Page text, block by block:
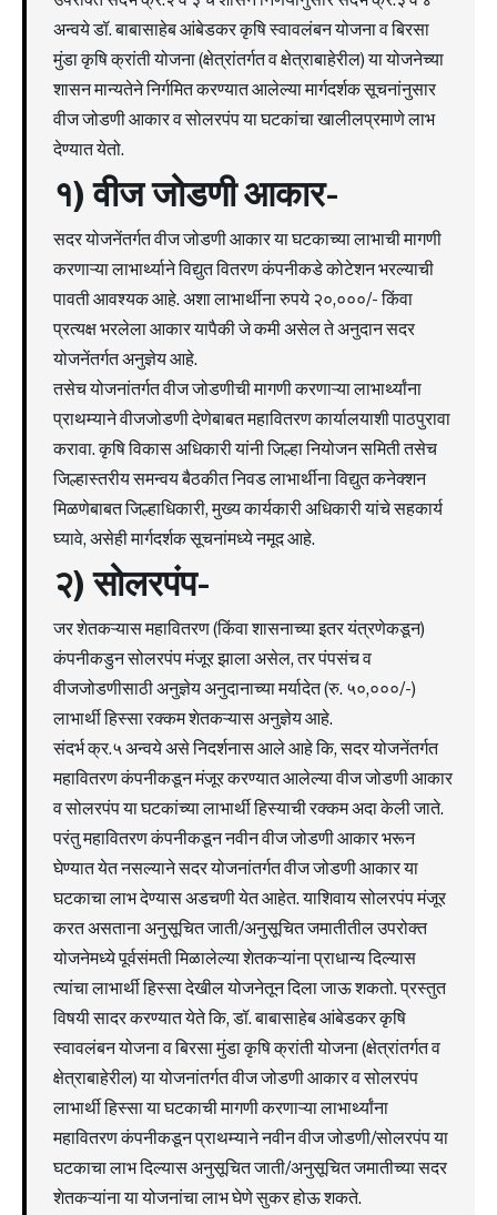
अन्वये डॉ. बाबासाहेब आंबेडकर कृषि स्वावलंबन योजना व बिरसा
मुंडा कृषि क्रांती योजना (क्षेत्रांतर्गत व क्षेत्राबाहेरील) या योजनेच्या
शासन मान्यतेने निर्गमित करण्यात आलेल्या मार्गदर्शक सूचनांनुसार
वीज जोडणी आकार व सोलरपंप या घटकांचा खालीलप्रमाणे लाभ
देण्यात येतो.
१) वीज जोडणी आकार-
सदर योजनेंतर्गत वीज जोडणी आकार या घटकाच्या लाभाची मागणी
करणाऱ्या लाभार्थ्याने विद्युत वितरण कंपनीकडे कोटेशन भरल्याची
पावती आवश्यक आहे. अशा लाभार्थीना रुपये २०,०००/- किंवा
प्रत्यक्ष भरलेला आकार यापैकी जे कमी असेल ते अनुदान सदर
योजनेंतर्गत अनुज्ञेय आहे.
तसेच योजनांतर्गत वीज जोडणीची मागणी करणाऱ्या लाभार्थ्यांना
प्राथम्याने वीजजोडणी देणेबाबत महावितरण कार्यालयाशी पाठपुरावा
करावा. कृषि विकास अधिकारी यांनी जिल्हा नियोजन समिती तसेच
जिल्हास्तरीय समन्वय बैठकीत निवड लाभार्थीना विद्युत कनेक्शन
मिळणेबाबत जिल्हाधिकारी, मुख्य कार्यकारी अधिकारी यांचे सहकार्य
घ्यावे, असेही मार्गदर्शक सूचनांमध्ये नमूद आहे.
२) सोलरपंप-
जर शेतकऱ्यास महावितरण (किंवा शासनाच्या इतर यंत्रणेकडून)
कंपनीकडुन सोलरपंप मंजूर झाला असेल, तर पंपसंच व
वीजजोडणीसाठी अनुज्ञेय अनुदानाच्या मर्यादेत (रु. ५०,०००/-)
लाभार्थी हिस्सा रक्कम शेतकऱ्यास अनुज्ञेय आहे.
संदर्भ क्र.५ अन्वये असे निदर्शनास आले आहे कि, सदर योजनेंतर्गत
महावितरण कंपनीकडून मंजूर करण्यात आलेल्या वीज जोडणी आकार
व सोलरपंप या घटकांच्या लाभार्थी हिस्याची रक्कम अदा केली जाते.
परंतु महावितरण कंपनीकडून नवीन वीज जोडणी आकार भरून
घेण्यात येत नसल्याने सदर योजनांतर्गत वीज जोडणी आकार या
घटकाचा लाभ देण्यास अडचणी येत आहेत. याशिवाय सोलरपंप मंजूर
करत असताना अनुसूचित जाती/अनुसूचित जमातीतील उपरोक्त
योजनेमध्ये पूर्वसंमती मिळालेल्या शेतकऱ्यांना प्राधान्य दिल्यास
त्यांचा लाभार्थी हिस्सा देखील योजनेतून दिला जाऊ शकतो. प्रस्तुत
विषयी सादर करण्यात येते कि, डॉ. बाबासाहेब आंबेडकर कृषि
स्वावलंबन योजना व बिरसा मुंडा कृषि क्रांती योजना (क्षेत्रांतर्गत व
क्षेत्राबाहेरील) या योजनांतर्गत वीज जोडणी आकार व सोलरपंप
लाभार्थी हिस्सा या घटकाची मागणी करणाऱ्या लाभार्थ्यांना
महावितरण कंपनीकडून प्राथम्याने नवीन वीज जोडणी/सोलरपंप या
घटकाचा लाभ दिल्यास अनुसूचित जाती/अनुसूचित जमातीच्या सदर
शेतकऱ्यांना या योजनांचा लाभ घेणे सुकर होऊ शकते.